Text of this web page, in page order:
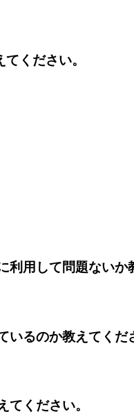
ください。
用して問題ないか
るのか教えてくだ
ください。